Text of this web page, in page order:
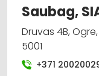
Poligrāfijas
Saubag,
Druvas 4B,
5001
+371